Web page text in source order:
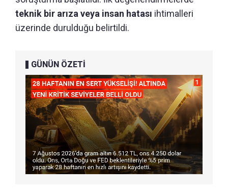
teknik bir arıza veya insan hatası ihtimalleri
üzerinde durulduğu belirtildi.
GÜNÜN ÖZETİ